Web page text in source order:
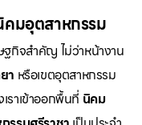
คมอุตสาหกรรม
กิจสำคัญ ไม่ว่าหน้างาน
า หรือเขตอุตสาหกรรม
ราเข้าออกพื้นที่ นิคม